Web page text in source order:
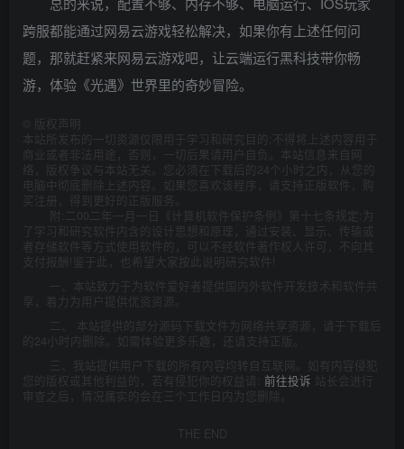
跨服都能通过网易云游戏轻松解决，如果你有上述任何问
题，那就赶紧来网易云游戏吧，让云端运行黑科技带你畅
游，体验《光遇》世界里的奇妙冒险。
版权声明
本站所发布的一切资源仅限用于学习和研究目的;不得将上述内容用于
商业或者非法用途，否则，一切后果请用户自负。本站信息来自网
络，版权争议与本站无关。您必须在下载后的24个小时之内，从您的
电脑中彻底删除上述内容。如果您喜欢该程序，请支持正版软件，购
买注册，得到更好的正版服务。
附:二00二年一月一日《计算机软件保护条例》第十七条规定:为
了学习和研究软件内含的设计思想和原理，通过安装、显示、传输或
者存储软件等方式使用软件的，可以不经软件著作权人许可，不向其
支付报酬!鉴于此，也希望大家按此说明研究软件!
一、本站致力于为软件爱好者提供国内外软件开发技术和软件共
享，着力为用户提供优资资源。
二、 本站提供的部分源码下载文件为网络共享资源，请于下载后
的24小时内删除。如需体验更多乐趣，还请支持正版。
三、我站提供用户下载的所有内容均转自互联网。如有内容侵犯
您的版权或其他利益的，若有侵犯你的权益请: 前往投诉 站长会进行
审查之后，情况属实的会在三个工作日内为您删除。
THE END